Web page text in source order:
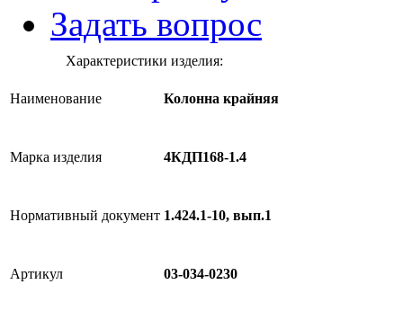
Задать вопрос
Характеристики изделия:
Наименование Колонна крайняя
Марка изделия 4КДП168-1.4
Нормативный документ 1.424.1-10, вып.1
Артикул 03-034-0230